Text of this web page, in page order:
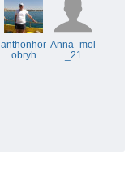
anthonhor
obryh
Anna_mol
_21